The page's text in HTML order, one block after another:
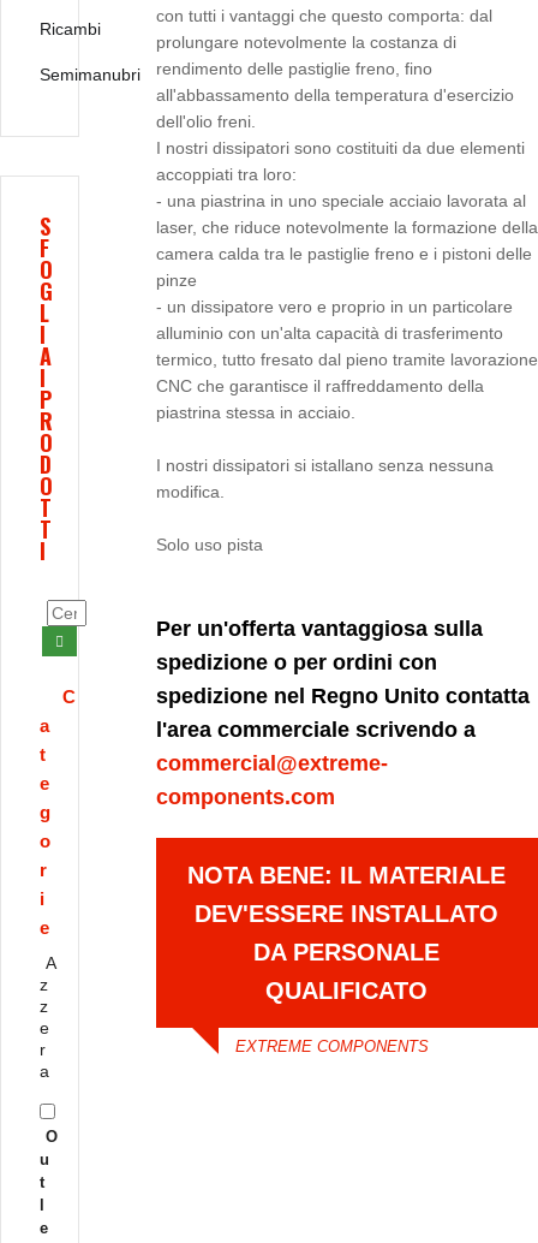
con tutti i vantaggi che questo comporta: dal
prolungare notevolmente la costanza di
rendimento delle pastiglie freno, fino
all'abbassamento della temperatura d'esercizio
dell'olio freni.
I nostri dissipatori sono costituiti da due elementi
accoppiati tra loro:
- una piastrina in uno speciale acciaio lavorata al
laser, che riduce notevolmente la formazione della
camera calda tra le pastiglie freno e i pistoni delle
pinze
- un dissipatore vero e proprio in un particolare
alluminio con un'alta capacità di trasferimento
termico, tutto fresato dal pieno tramite lavorazione
CNC che garantisce il raffreddamento della
piastrina stessa in acciaio.
I nostri dissipatori si istallano senza nessuna
modifica.
Solo uso pista
Per un'offerta vantaggiosa sulla
spedizione o per ordini con
spedizione nel Regno Unito contatta
l'area commerciale scrivendo a
commercial@extreme-
components.com
NOTA BENE: IL MATERIALE
DEV'ESSERE INSTALLATO
DA PERSONALE
QUALIFICATO
EXTREME COMPONENTS
Ricambi
Semimanubri
S
F
O
G
L
I
A
I
P
R
O
D
O
T
T
I
C
a
t
e
g
o
r
i
e
A
z
z
e
r
a
O
u
t
e